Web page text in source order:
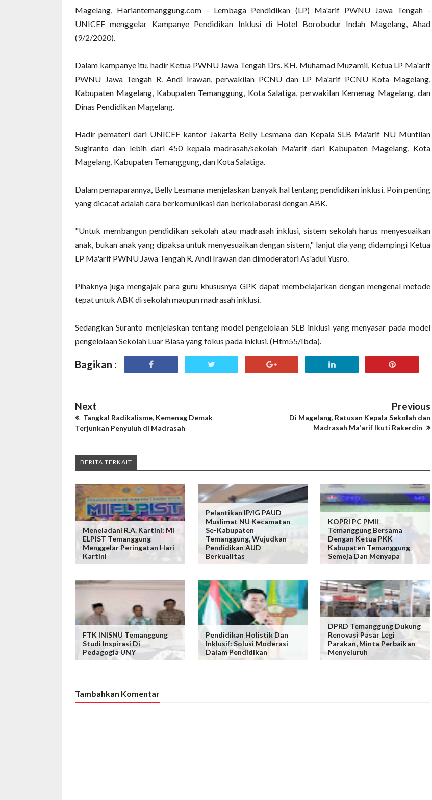
Magelang, Hariantemanggung.com - Lembaga Pendidikan (LP) Ma'arif PWNU Jawa Tengah -
UNICEF menggelar Kampanye Pendidikan Inklusi di Hotel Borobudur Indah Magelang, Ahad
(9/2/2020).
Dalam kampanye itu, hadir Ketua PWNU Jawa Tengah Drs. KH. Muhamad Muzamil, Ketua LP Ma'arif
PWNU Jawa Tengah R. Andi Irawan, perwakilan PCNU dan LP Ma'arif PCNU Kota Magelang,
Kabupaten Magelang, Kabupaten Temanggung, Kota Salatiga, perwakilan Kemenag Magelang, dan
Dinas Pendidikan Magelang.
Hadir pemateri dari UNICEF kantor Jakarta Belly Lesmana dan Kepala SLB Ma'arif NU Muntilan
Sugiranto dan lebih dari 450 kepala madrasah/sekolah Ma'arif dari Kabupaten Magelang, Kota
Magelang, Kabupaten Temanggung, dan Kota Salatiga.
Dalam pemaparannya, Belly Lesmana menjelaskan banyak hal tentang pendidikan inklusi. Poin penting
yang dicacat adalah cara berkomunikasi dan berkolaborasi dengan ABK.
"Untuk membangun pendidikan sekolah atau madrasah inklusi, sistem sekolah harus menyesuaikan
anak, bukan anak yang dipaksa untuk menyesuaikan dengan sistem," lanjut dia yang didampingi Ketua
LP Ma'arif PWNU Jawa Tengah R. Andi Irawan dan dimoderatori As'adul Yusro.
Pihaknya juga mengajak para guru khususnya GPK dapat membelajarkan dengan mengenal metode
tepat untuk ABK di sekolah maupun madrasah inklusi.
Sedangkan Suranto menjelaskan tentang model pengelolaan SLB inklusi yang menyasar pada model
pengelolaan Sekolah Luar Biasa yang fokus pada inklusi. (Htm55/Ibda).
Bagikan :
Next
Tangkal Radikalisme, Kemenag Demak
Terjunkan Penyuluh di Madrasah
Previous
Di Magelang, Ratusan Kepala Sekolah dan
Madrasah Ma'arif Ikuti Rakerdin
BERITA TERKAIT
Meneladani R.A. Kartini: MI
ELPIST Temanggung
Menggelar Peringatan Hari
Kartini
Pelantikan IP/IG PAUD
Muslimat NU Kecamatan
Se-Kabupaten
Temanggung, Wujudkan
Pendidikan AUD
Berkualitas
KOPRI PC PMII
Temanggung Bersama
Dengan Ketua PKK
Kabupaten Temanggung
Semeja Dan Menyapa
FTK INISNU Temanggung
Studi Inspirasi Di
Pedagogia UNY
Pendidikan Holistik Dan
Inklusif: Solusi Moderasi
Dalam Pendidikan
DPRD Temanggung Dukung
Renovasi Pasar Legi
Parakan, Minta Perbaikan
Menyeluruh
Tambahkan Komentar